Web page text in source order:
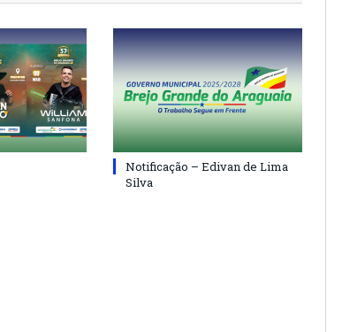
Notificação – Edivan de Lima
Silva